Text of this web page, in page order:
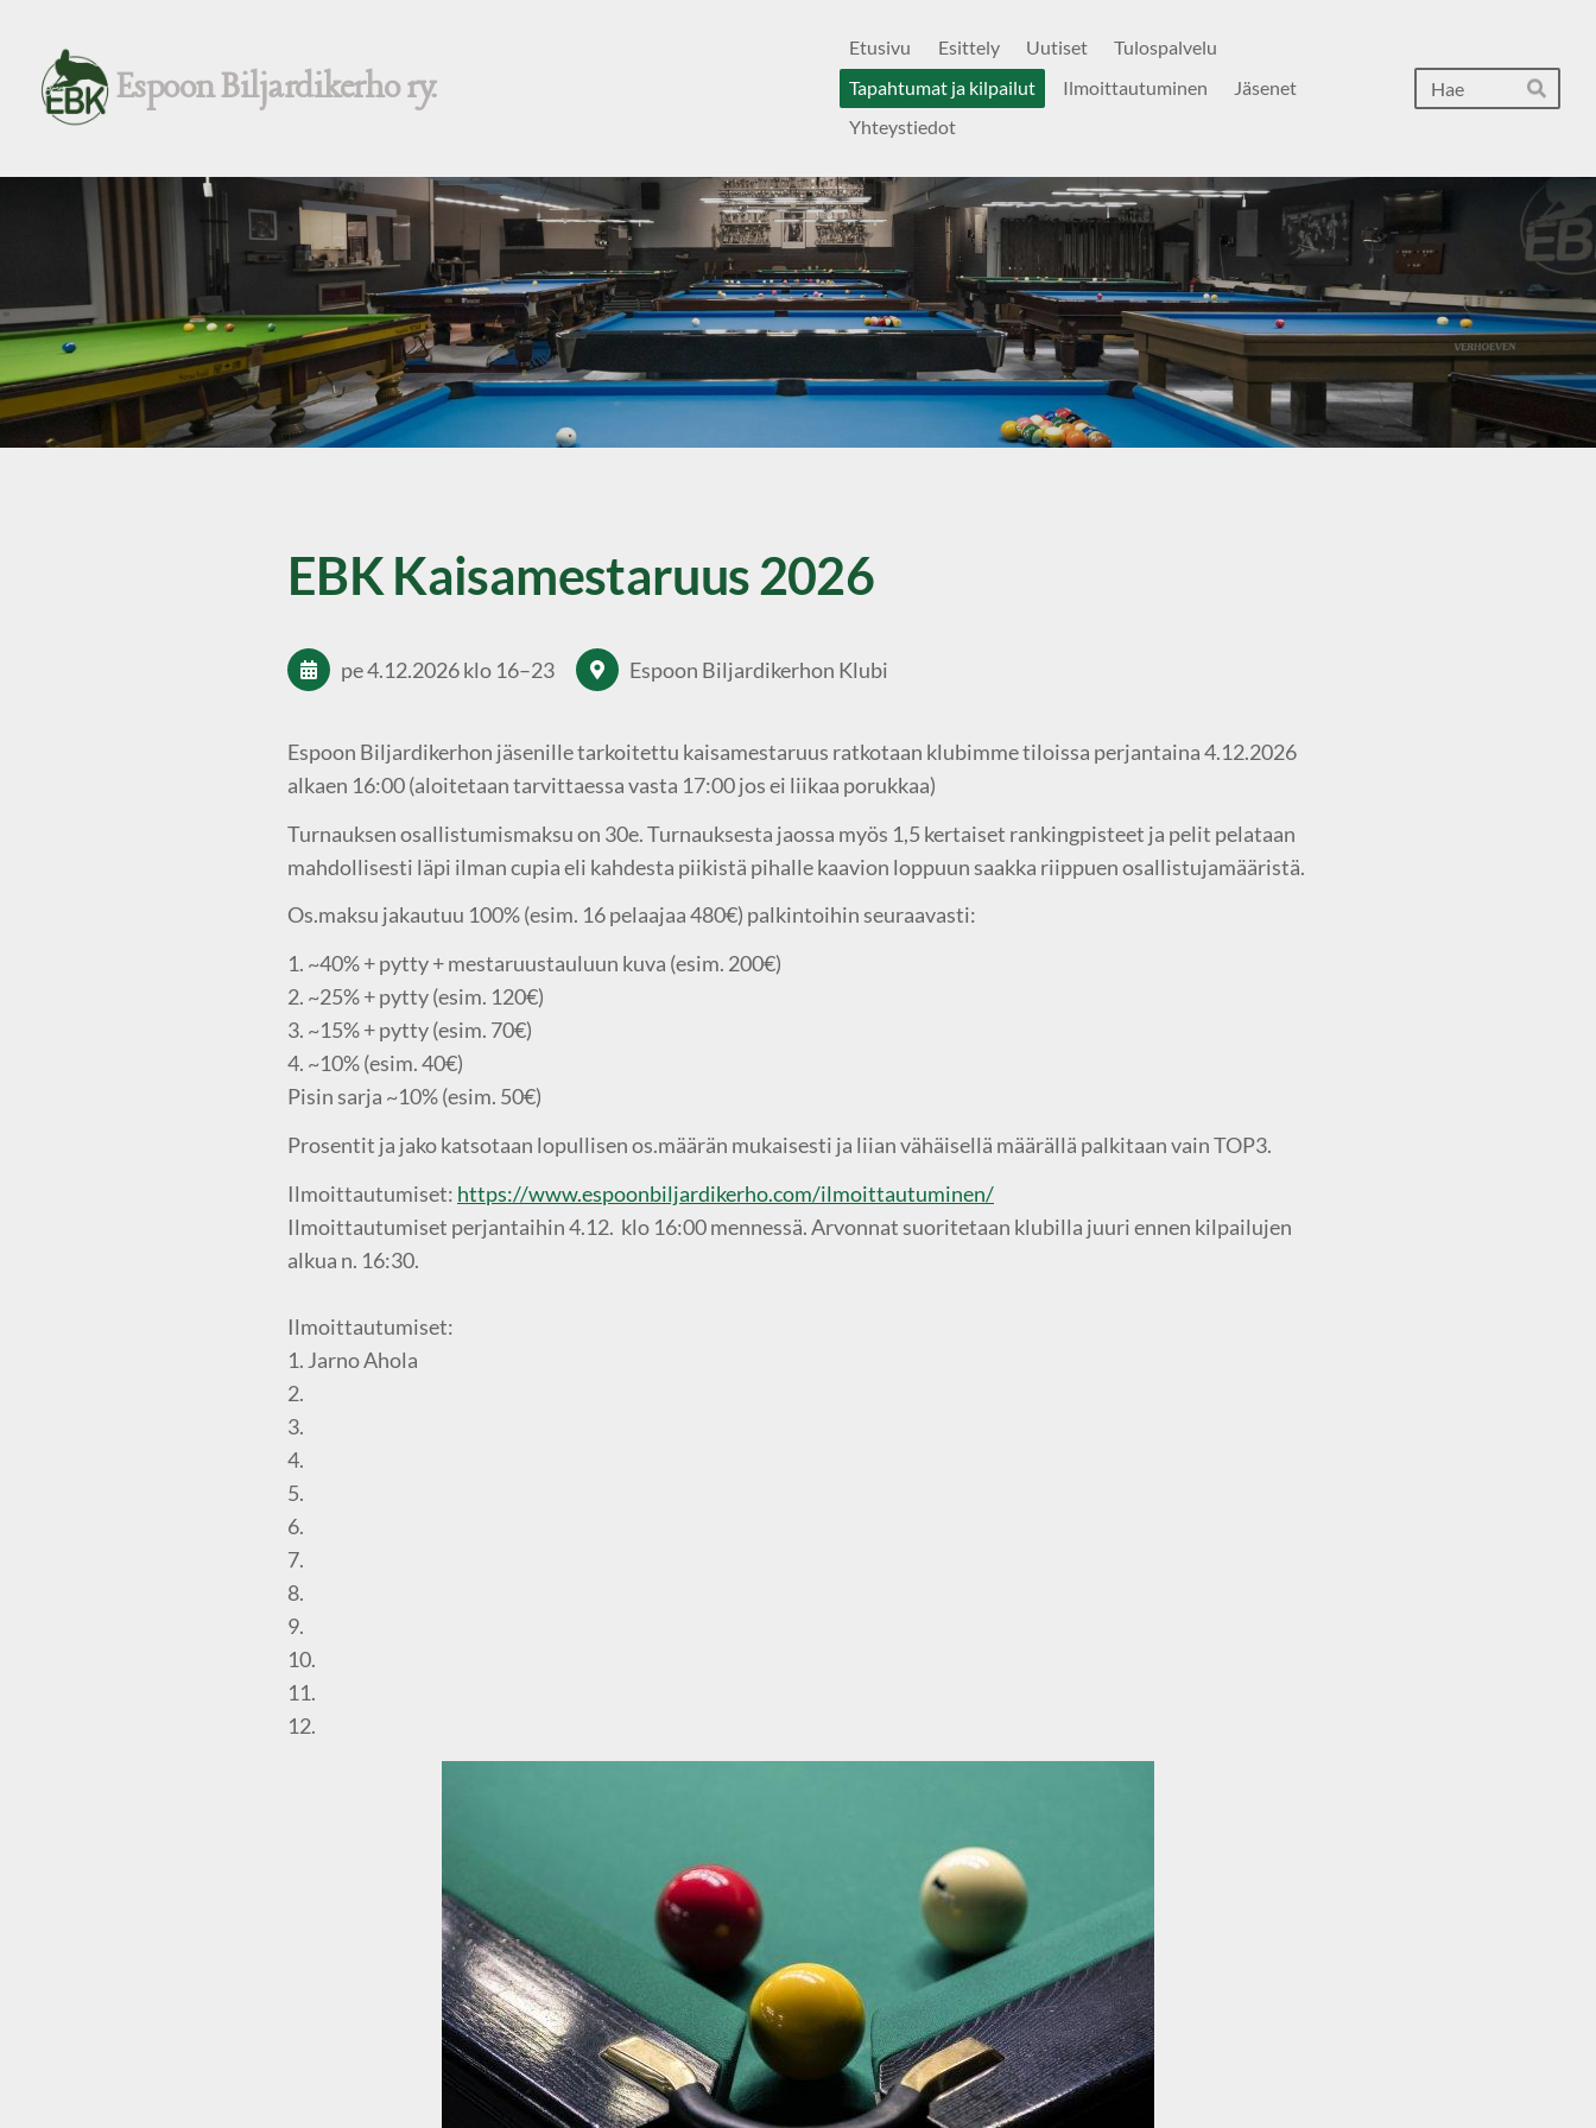
sivun
sisältöön
Espoon Biljardikerho ry.
Etusivu Esittely Uutiset
Tulospalvelu
Tapahtumat ja kilpailut
Ilmoittautuminen
Jäsenet
Yhteystiedot
Hae
EBK Kaisamestaruus 2026
pe 4.12.2026klo 16–23 Espoon Biljardikerhon Klubi
Espoon Biljardikerhon jäsenille tarkoitettu kaisamestaruus ratkotaan klubimme tiloissa perjantaina 4.12.2026
alkaen 16:00 (aloitetaan tarvittaessa vasta 17:00 jos ei liikaa porukkaa)
Turnauksen osallistumismaksu on 30e. Turnauksesta jaossa myös 1,5 kertaiset rankingpisteet ja pelit pelataan
mahdollisesti läpi ilman cupia eli kahdesta piikistä pihalle kaavion loppuun saakka riippuen osallistujamääristä.
Os.maksu jakautuu 100% (esim. 16 pelaajaa 480€) palkintoihin seuraavasti:
1. ~40% + pytty + mestaruustauluun kuva (esim. 200€)
2. ~25% + pytty (esim. 120€)
3. ~15% + pytty (esim. 70€)
4. ~10% (esim. 40€)
Pisin sarja ~10% (esim. 50€)
Prosentit ja jako katsotaan lopullisen os.määrän mukaisesti ja liian vähäisellä määrällä palkitaan vain TOP3.
Ilmoittautumiset: https://www.espoonbiljardikerho.com/ilmoittautuminen/
Ilmoittautumiset perjantaihin 4.12. klo 16:00 mennessä. Arvonnat suoritetaan klubilla juuri ennen kilpailujen
alkua n. 16:30.
Ilmoittautumiset:
1. Jarno Ahola
2.
3.
4.
5.
6.
7.
8.
9.
10.
11.
12.